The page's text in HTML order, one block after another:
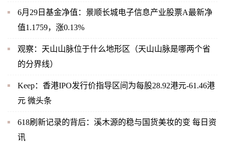
6月29日基金净值：景顺长城电子信息产业股票A最新净
值1.1759，涨0.13%
观察：天山山脉位于什么地形区（天山山脉是哪两个省
的分界线）
Keep：香港IPO发行价指导区间为每股28.92港元-61.46港
元 微头条
618刷新记录的背后：溪木源的稳与国货美妆的变 每日资
讯